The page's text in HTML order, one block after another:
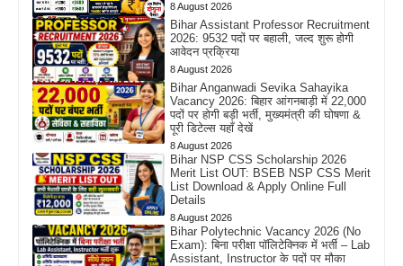
8 August 2026
Bihar Assistant Professor Recruitment
2026: 9532 पदों पर बहाली, जल्द शुरू होगी
आवेदन प्रक्रिया
8 August 2026
Bihar Anganwadi Sevika Sahayika
Vacancy 2026: बिहार आंगनबाड़ी में 22,000
पदों पर होगी बड़ी भर्ती, मुख्यमंत्री की घोषणा &
पूरी डिटेल्स यहाँ देखें
8 August 2026
Bihar NSP CSS Scholarship 2026
Merit List OUT: BSEB NSP CSS Merit
List Download & Apply Online Full
Details
8 August 2026
Bihar Polytechnic Vacancy 2026 (No
Exam): बिना परीक्षा पॉलिटेक्निक में भर्ती – Lab
Assistant, Instructor के पदों पर मौका